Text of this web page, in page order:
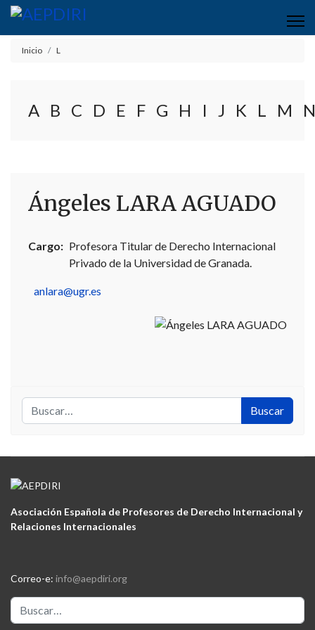
Inicio L
A B C D E F G H I J K L M N
Ángeles LARA AGUADO
Cargo: Profesora Titular de Derecho Internacional
Privado de la Universidad de Granada.
anlara@ugr.es
Buscar Buscar
Asociación Española de Profesores de Derecho Internacional y
Relaciones Internacionales
Correo-e: info@aepdiri.org
Buscar